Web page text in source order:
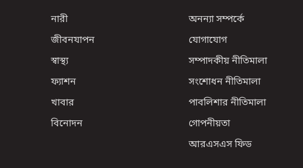
নারী
জীবনযাপন
স্বাস্থ্য
ফ্যাশন
খাবার
বিনোদন
অনন্যা সম্পর্কে
যোগাযোগ
সম্পাদকীয় নীতিমালা
সংশোধন নীতিমালা
পাবলিশার নীতিমালা
গোপনীয়তা
আরএসএস ফিড